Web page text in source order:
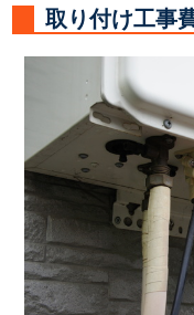
取り付け工事